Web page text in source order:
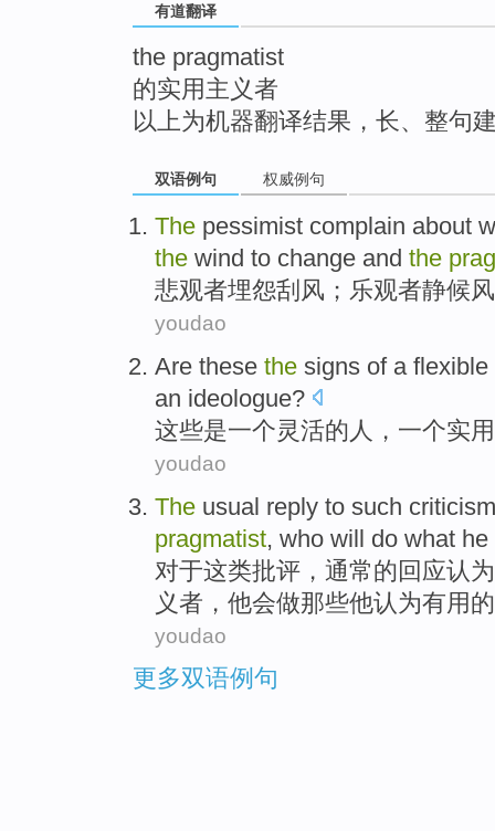
有道翻译
the pragmatist
的实用主义者
以上为机器翻译结果，长、整句
双语例句 权威例句
The pessimist complain about
the wind to change and the
悲观者埋怨刮风 ； 乐观者静候风
youdao
Are these the signs of a flexible
an ideologue?
这些是一个灵活的 人 ，一个实
youdao
The usual reply to such criticism
pragmatist, who will do what he
对于这类批评 ， 通常的 回应认为
义者 ， 他会做那些他认为有用
youdao
更多双语例句